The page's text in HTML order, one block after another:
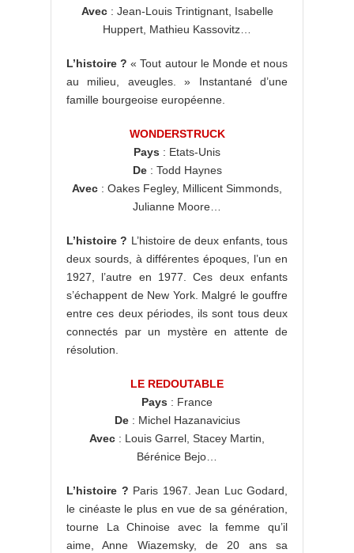
Avec: Jean-Louis Trintignant, Isabelle
Huppert, Mathieu Kassovitz…
L’histoire ? « Tout autour le Monde et nous
au milieu, aveugles. » Instantané d’une
famille bourgeoise européenne.
WONDERSTRUCK
Pays : Etats-Unis
De: Todd Haynes
Avec : Oakes Fegley, Millicent Simmonds,
Julianne Moore…
L’histoire ? L’histoire de deux enfants, tous
deux sourds, à différentes époques, l’un en
1927, l’autre en 1977. Ces deux enfants
s’échappent de New York. Malgré le gouffre
entre ces deux périodes, ils sont tous deux
connectés par un mystère en attente de
résolution.
LE REDOUTABLE
Pays : France
De: Michel Hazanavicius
Avec : Louis Garrel, Stacey Martin,
Bérénice Bejo…
L’histoire ? Paris 1967. Jean Luc Godard,
le cinéaste le plus en vue de sa génération,
tourne La Chinoise avec la femme qu’il
aime, Anne Wiazemsky, de 20 ans sa